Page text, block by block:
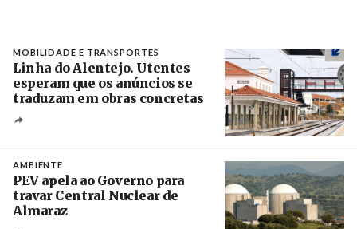
MOBILIDADE E TRANSPORTES
Linha do Alentejo. Utentes
esperam que os anúncios se
traduzam em obras concretas
AMBIENTE
PEV apela ao Governo para
travar Central Nuclear de
Almaraz